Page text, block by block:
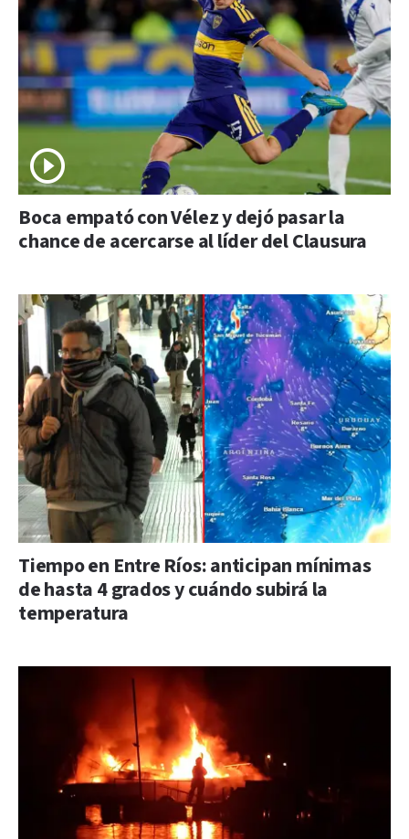
Boca empató con Vélez y dejó pasar la
chance de acercarse al líder del Clausura
Tiempo en Entre Ríos: anticipan mínimas
de hasta 4 grados y cuándo subirá la
temperatura